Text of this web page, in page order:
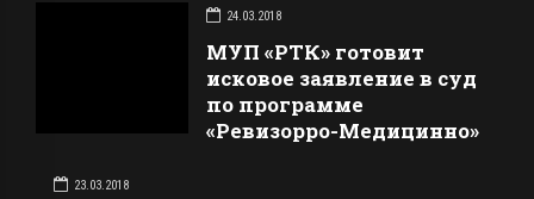
24.03.2018
МУП «РТК» готовит
исковое заявление в суд
по программе
«Ревизорро-Медицинно»
23.03.2018